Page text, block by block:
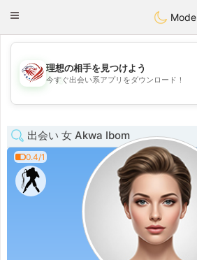
StatesDating
Toggle
Mode
💖
理想の相手を見つけよう
今すぐ出会い系アプリをダウンロード！
出会い 女 Akwa Ibom
0.4/1